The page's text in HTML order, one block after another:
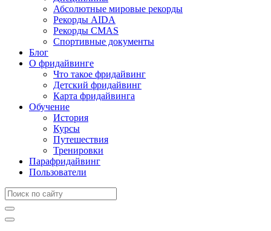
Абсолютные мировые рекорды
Рекорды AIDA
Рекорды CMAS
Спортивные документы
Блог
О фридайвинге
Что такое фридайвинг
Детский фридайвинг
Карта фридайвинга
Обучение
История
Курсы
Путешествия
Тренировки
Парафридайвинг
Пользователи